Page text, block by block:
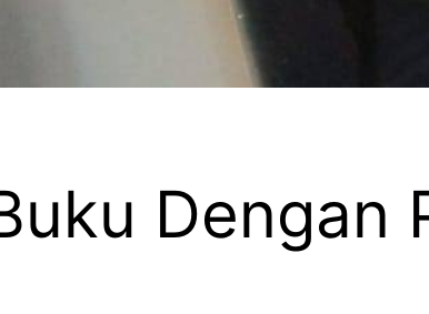
Dengan